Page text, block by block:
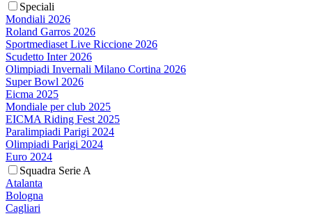
Speciali
Mondiali 2026
Roland Garros 2026
Sportmediaset Live Riccione 2026
Scudetto Inter 2026
Olimpiadi Invernali Milano Cortina 2026
Super Bowl 2026
Eicma 2025
Mondiale per club 2025
EICMA Riding Fest 2025
Paralimpiadi Parigi 2024
Olimpiadi Parigi 2024
Euro 2024
Squadra Serie A
Atalanta
Bologna
Cagliari